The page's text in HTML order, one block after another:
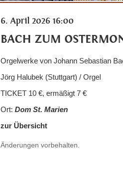
6. April 2026 16:00
BACH ZUM
Orgelwerke von Johann Sebastian
Jörg Halubek (Stuttgart) / Orgel
TICKET 10 €, ermäßigt 7 €
Ort: Dom St. Marien
zur Übersicht
Änderungen vorbehalten.